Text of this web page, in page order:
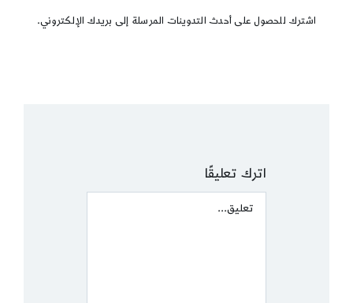
اشترك للحصول على أحدث التدوينات المرسلة إلى بريدك الإلكتروني.
اترك تعليقًا
Comment